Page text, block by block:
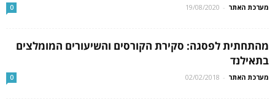
מערכת האתר -
19/08/2020
0
מהתחתית לפסגה: סקירת הקורסים והשיעורים המומלצים
בתאילנד
מערכת האתר -
02/02/2018
0